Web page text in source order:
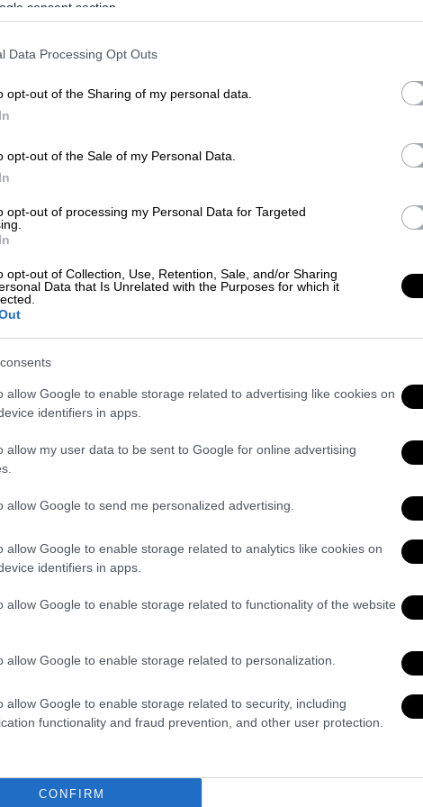
consent section.
Data Processing Opt Outs
opt-out of the Sharing of my personal data.
opt-out of the Sale of my Personal Data.
opt-out of processing my Personal Data for Targeted
opt-out of Collection, Use, Retention, Sale, and/or Sharing
Data that Is Unrelated with the Purposes for which it
allow Google to enable storage related to advertising like cookies on
identifiers in apps.
allow my user data to be sent to Google for online advertising
allow Google to send me personalized advertising.
allow Google to enable storage related to analytics like cookies on
identifiers in apps.
allow Google to enable storage related to functionality of the website
allow Google to enable storage related to personalization.
allow Google to enable storage related to security, including
functionality and fraud prevention, and other user protection.
CONFIRM
του: «Έμαθα τι συνέβη από
κέντρο
Ώρα MEGA», τα ρεβεγιόν των
με τα πρώτα τραπέζια να φτάνουν
το σχήμα και τη θέση. Την ίδια ώρα, η
πολλές ημερομηνίες έχουν ήδη
πίστες σε Αθήνα και Θεσσαλονίκη
νυχτερινά κέντρα να ανακοινώνουν sold